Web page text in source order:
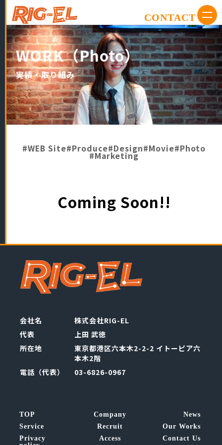
CONTACT
WORK（Photo）
実績・取り組み
#WEB Site#Produce#Design#Movie#Photo
#Marketing
Coming Soon!!
会社名
株式会社RIG-EL
代表
上田 武徳
所在地
東京都港区六本木2-2-2 イトーピア六
本木2階
電話（代表）
03-6826-0967
TOP Company
News
Service
Recruit
Our Works
Privacy
Access Contact Us